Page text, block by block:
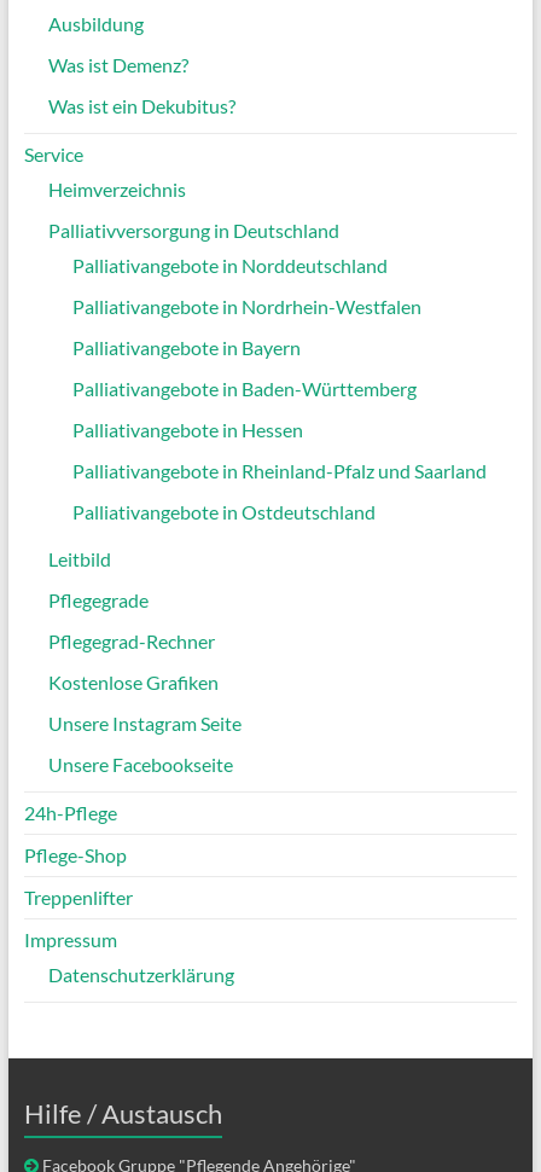
Ausbildung
Was ist Demenz?
Was ist ein Dekubitus?
Service
Heimverzeichnis
Palliativversorgung in Deutschland
Palliativangebote in Norddeutschland
Palliativangebote in Nordrhein-Westfalen
Palliativangebote in Bayern
Palliativangebote in Baden-Württemberg
Palliativangebote in Hessen
Palliativangebote in Rheinland-Pfalz und Saarland
Palliativangebote in Ostdeutschland
Leitbild
Pflegegrade
Pflegegrad-Rechner
Kostenlose Grafiken
Unsere Instagram Seite
Unsere Facebookseite
24h-Pflege
Pflege-Shop
Treppenlifter
Impressum
Datenschutzerklärung
Hilfe / Austausch
Facebook Gruppe "Pflegende Angehörige"